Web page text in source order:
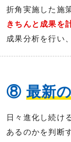
折角実施した施
きちんと成果を
成果分析を行い
⑧ 最新
日々進化し続け
あるのかを判断